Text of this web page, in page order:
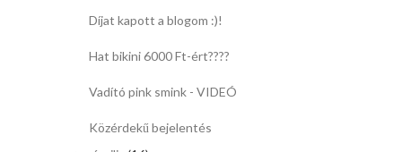
Díjat kapott a blogom :)!
Hat bikini 6000 Ft-ért????
Vadító pink smink - VIDEÓ
Közérdekű bejelentés